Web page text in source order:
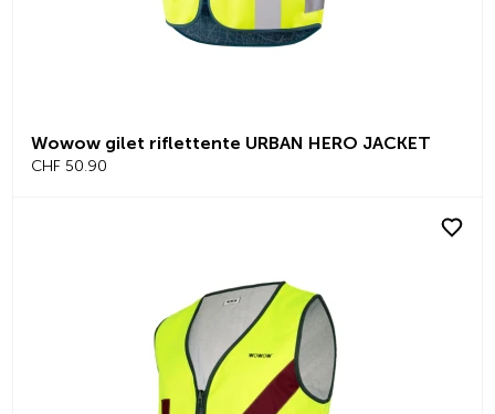
Wowow gilet riflettente URBAN HERO JACKET
CHF 50.90